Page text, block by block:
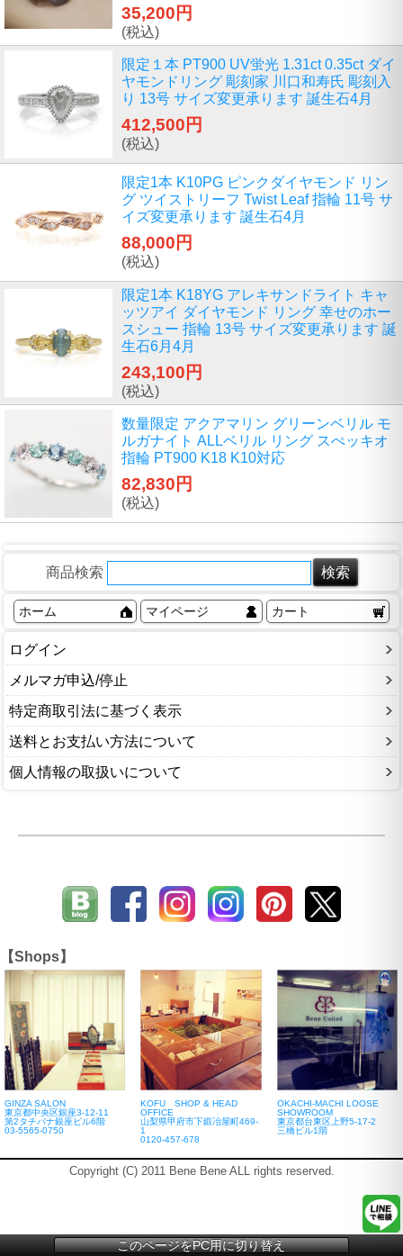
35,200円
(税込)
限定１本 PT900 UV蛍光 1.31ct 0.35ct ダイ
ヤモンドリング 彫刻家 川口和寿氏 彫刻入
り 13号 サイズ変更承ります 誕生石4月
412,500円
(税込)
限定1本 K10PG ピンクダイヤモンド リン
グ ツイストリーフ Twist Leaf 指輪 11号 サ
イズ変更承ります 誕生石4月
88,000円
(税込)
限定1本 K18YG アレキサンドライト キャ
ッツアイ ダイヤモンド リング 幸せのホー
スシュー 指輪 13号 サイズ変更承ります 誕
生石6月4月
243,100円
(税込)
数量限定 アクアマリン グリーンベリル モ
ルガナイト ALLベリル リング スぺッキオ
指輪 PT900 K18 K10対応
82,830円
(税込)
商品検索
ホーム マイページ カート
ログイン
メルマガ申込/停止
特定商取引法に基づく表示
送料とお支払い方法について
個人情報の取扱いについて
【Shops】
GINZA SALON
東京都中央区銀座3-12-11
第2タチバナ銀座ビル6階
03-5565-0750
KOFU SHOP & HEAD
OFFICE
山梨県甲府市下鍛冶屋町469-
1
0120-457-678
OKACHI-MACHI LOOSE
SHOWROOM
東京都台東区上野5-17-2
三橋ビル1階
Copyright (C) 2011 Bene Bene ALL rights reserved.
このページをPC用に切り替え